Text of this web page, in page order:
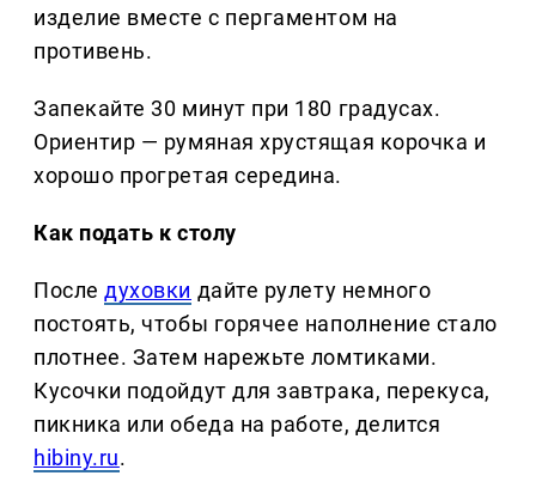
изделие вместе с пергаментом на
противень.
Запекайте 30 минут при 180 градусах.
Ориентир — румяная хрустящая корочка и
хорошо прогретая середина.
Как подать к столу
Последуховки дайте рулету немного
постоять, чтобы горячее наполнение стало
плотнее. Затем нарежьте ломтиками.
Кусочки подойдут для завтрака, перекуса,
пикника или обеда на работе, делится
hibiny.ru.